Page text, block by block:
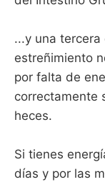
...y una
estreñimiento
por falta de
correctamente
heces.
Si tienes
días y por las